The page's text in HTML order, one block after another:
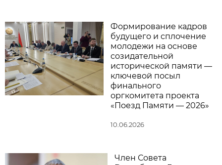
Формирование кадров
будущего и сплочение
молодежи на основе
созидательной
исторической памяти —
ключевой посыл
финального
оргкомитета проекта
«Поезд Памяти — 2026»
10.06.2026
Член Совета